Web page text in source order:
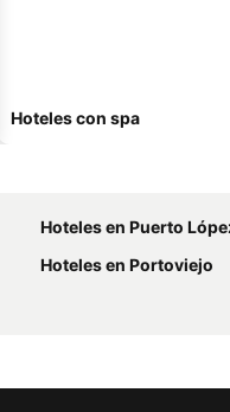
Hoteles con spa
Hoteles en Puerto
Hoteles en Portoviejo